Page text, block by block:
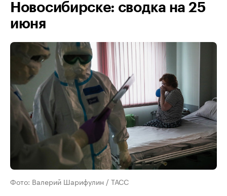
Новосибирске: сводка на 25
июня
Фото: Валерий Шарифулин / ТАСС